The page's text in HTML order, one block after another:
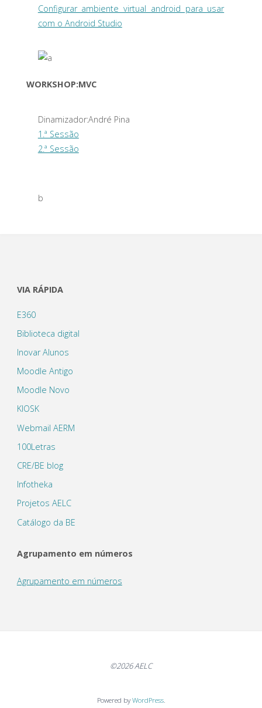
Configurar ambiente virtual android para usar
com o Android Studio
WORKSHOP:MVC
Dinamizador:André Pina
1.ª Sessão
2.ª Sessão
b
VIA RÁPIDA
E360
Biblioteca digital
Inovar Alunos
Moodle Antigo
Moodle Novo
KIOSK
Webmail AERM
100Letras
CRE/BE blog
Infotheka
Projetos AELC
Catálogo da BE
Agrupamento em números
Agrupamento em números
©2026 AELC
Powered by WordPress.